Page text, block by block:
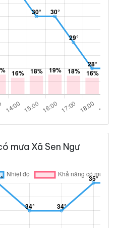
mưa Xã Sen Ngư